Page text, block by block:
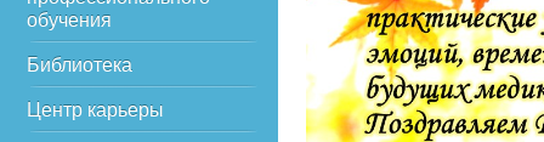
обучения
Библиотека
Центр карьеры